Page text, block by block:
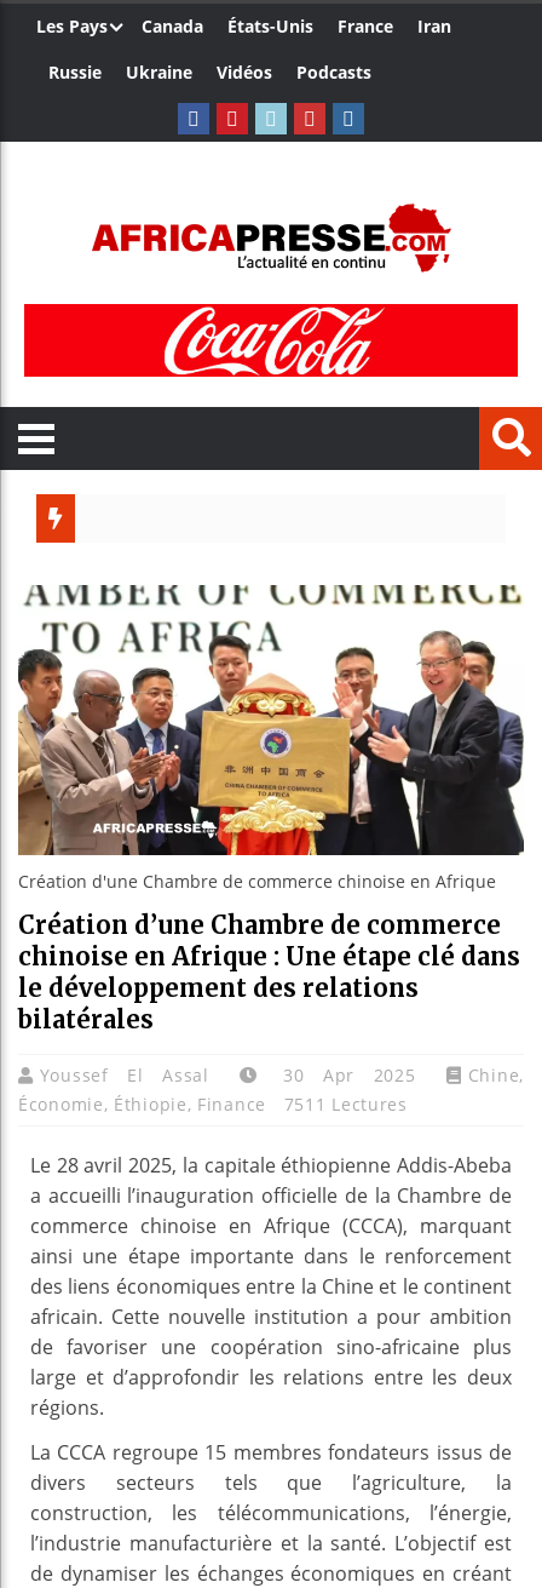
Les Pays Canada États-Unis France
Iran
Russie
Ukraine Vidéos Podcasts
Bénin :
Aliko
Création d'une Chambre de commerce chinoise en Afrique
Création d’une Chambre de commerce
chinoise en Afrique : Une étape clé dans
le développement des relations
bilatérales
Youssef El Assal 30 Apr 2025 Chine,
Économie, Éthiopie, Finance 7511 Lectures
Le 28 avril 2025, la capitale éthiopienne Addis-Abeba
a accueilli l’inauguration officielle de la Chambre de
commerce chinoise en Afrique (CCCA), marquant
ainsi une étape importante dans le renforcement
des liens économiques entre la Chine et le continent
africain. Cette nouvelle institution a pour ambition
de favoriser une coopération sino-africaine plus
large et d’approfondir les relations entre les deux
régions.
La CCCA regroupe 15 membres fondateurs issus de
divers secteurs tels que l’agriculture, la
construction, les télécommunications, l’énergie,
l’industrie manufacturière et la santé. L’objectif est
de dynamiser les échanges économiques en créant